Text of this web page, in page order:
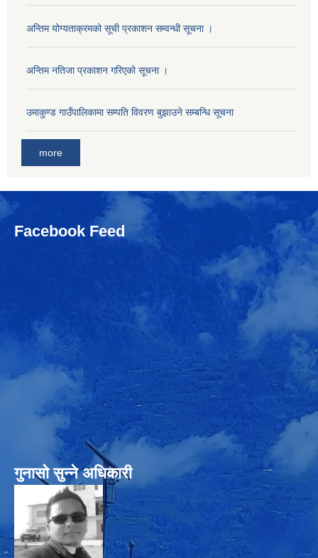
अन्तिम योग्यताक्रमको सूची प्रकाशन सम्वन्धी सूचना ।
अन्तिम नतिजा प्रकाशन गरिएको सूचना ।
उमाकुण्ड गाउँपालिकामा सम्पति विवरण बुझाउने सम्बन्धि सूचना
more
Facebook Feed
गुनासो सुन्‍ने अधिकारी